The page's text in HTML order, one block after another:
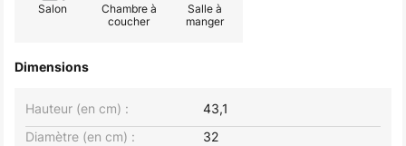
Salon
Chambre à
coucher
Salle à
manger
Dimensions
Hauteur (en cm) :
43,1
Diamètre (en cm) :
32